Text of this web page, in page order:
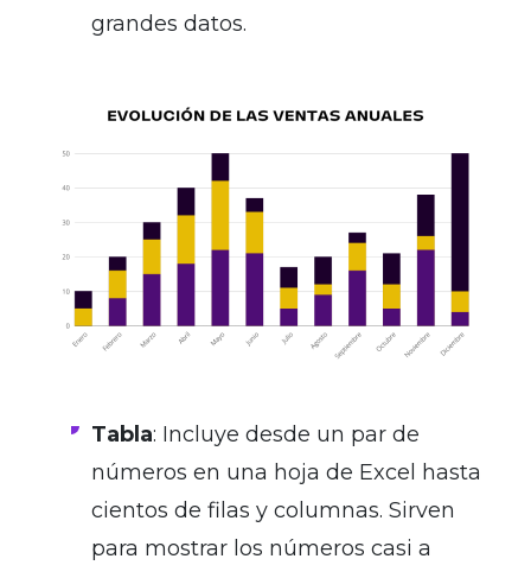
grandes datos.
Tabla: Incluye desde un par de
números en una hoja de Excel hasta
cientos de filas y columnas. Sirven
para mostrar los números casi a